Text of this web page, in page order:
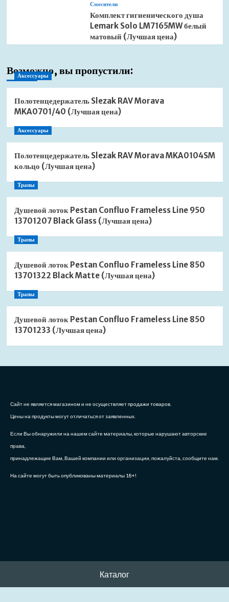
Смесители
Комплект гигиенического душа
Lemark Solo LM7165MW белый
матовый (Лучшая цена)
Возможно, вы пропустили:
Аксессуары
Полотенцедержатель Slezak RAV Morava
MKA0701/40 (Лучшая цена)
Аксессуары
Полотенцедержатель Slezak RAV Morava MKA0104SM
кольцо (Лучшая цена)
Трапы
Душевой лоток Pestan Confluo Frameless Line 950
13701207 Black Glass (Лучшая цена)
Трапы
Душевой лоток Pestan Confluo Frameless Line 850
13701322 Black Matte (Лучшая цена)
Трапы
Душевой лоток Pestan Confluo Frameless Line 850
13701233 (Лучшая цена)
Сайт не является магазином и не осуществляет продажи товаров.
Цены на продукты могут отличаться от заявленных.
Если Вы обнаружили на нашем сайте материалы, которые нарушают авторские
права,
принадлежащие Вам, Вашей компании или организации, пожалуйста, сообщите нам.
На сайте могут быть опубликованы материалы 18+!
Каталог